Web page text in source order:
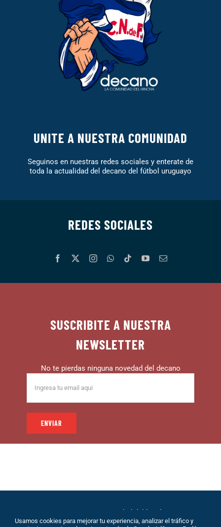
UNITE A NUESTRA COMUNIDAD
Seguinos en nuestras redes sociales y enterate de
toda la actualidad del decano del fútbol uruguayo
REDES SOCIALES
SUSCRIBITE A NUESTRA
NEWSLETTER
No te pierdas ninguna novedad del decano
© 1999 – DECANO – La comunidad del hincha |
Desarrollo: Eolio |Políticas de Privacidad|Sobre
Usamos cookies para mejorar tu experiencia, analizar el tráfico y